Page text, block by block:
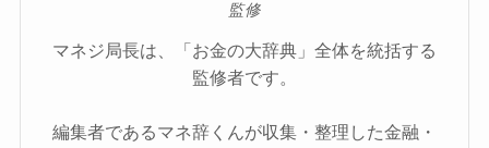
監修
マネジ局長は、「お金の大辞典」全体を統括する
監修者です。
編集者であるマネ辞くんが収集・整理した金融・